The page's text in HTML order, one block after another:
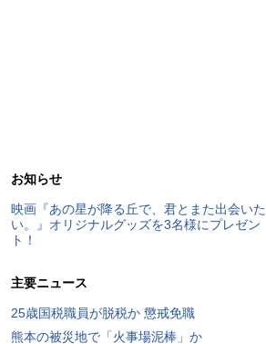
お知らせ
映画『あの星が降る丘で、君とまた出会いた
い。』オリジナルグッズを3名様にプレゼン
ト！
主要ニュース
25歳国税職員が脱税か 懲戒免職
熊本の被災地で「火事場泥棒」か